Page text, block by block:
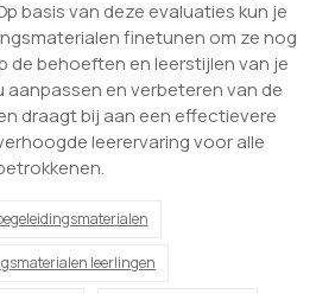
basis van deze evaluaties kun je
finetunen om ze nog
de behoeften en leerstijlen van je
aanpassen en verbeteren van de
draagt bij aan een effectievere
leerervaring voor alle
leerlingen